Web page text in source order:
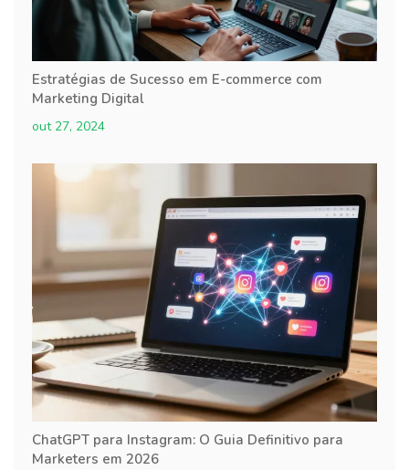
Estratégias de Sucesso em E-commerce com
Marketing Digital
out 27, 2024
ChatGPT para Instagram: O Guia Definitivo para
Marketers em 2026